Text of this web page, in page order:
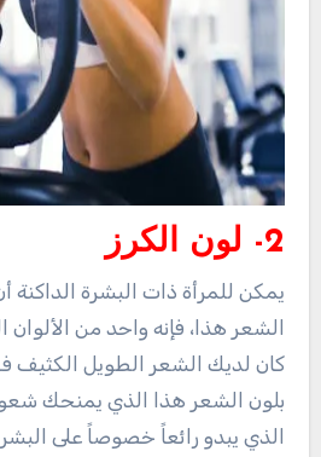
2- لون الكرز
يمكن للمرأة ذات البشرة الداكنة
الشعر هذا، فإنه واحد من الألوان
كان لديك الشعر الطويل الكثيف
بلون الشعر هذا الذي يمنحك
الذي يبدو رائعاً خصوصاً على